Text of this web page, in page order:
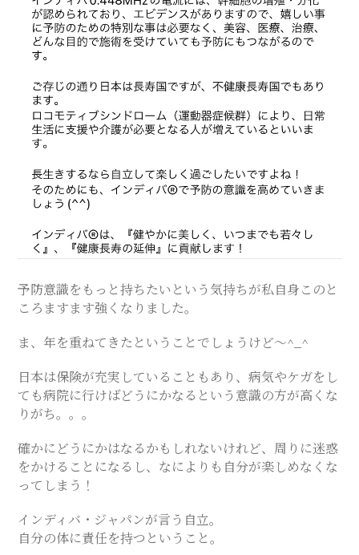
予防意識をもっと持ちたいという気持ちが私自身このと
ころますます強くなりました。
ま、年を重ねてきたということでしょうけど〜^_^
日本は保険が充実していることもあり、病気やケガをし
ても病院に行けばどうにかなるという意識の方が高くな
りがち。。。
確かにどうにかはなるかもしれないけれど、周りに迷惑
をかけることになるし、なによりも自分が楽しめなくな
ってしまう！
インディバ・ジャパンが言う自立。
自分の体に責任を持つということ。